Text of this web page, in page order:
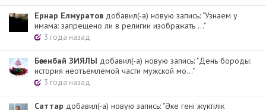
Ернар Елмуратов добавил(-а) новую запись: "Узнаем у
имама: запрещено ли в религии изображать ..."
3 года назад
Бөгенбай ЗИЯЛЫ добавил(-а) новую запись: "День бороды:
история неотъемлемой части мужской мо..."
3 года назад
Cаттар добавил(-а) новую запись: "Әке гені жүктілік